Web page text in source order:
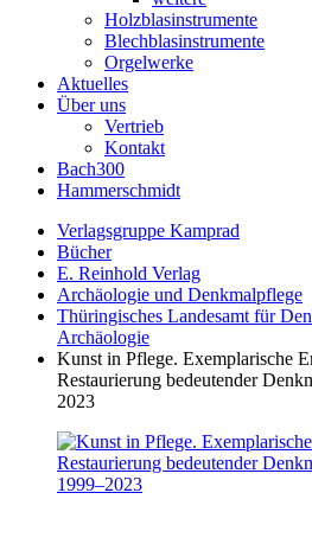
Holzblasinstrumente
Blechblasinstrumente
Orgelwerke
Aktuelles
Über uns
Vertrieb
Kontakt
Bach300
Hammerschmidt
Verlagsgruppe Kamprad
Bücher
E. Reinhold Verlag
Archäologie und Denkmalpflege
Thüringisches Landesamt für
Archäologie
Kunst in Pflege. Exemplarische
Restaurierung bedeutender
2023